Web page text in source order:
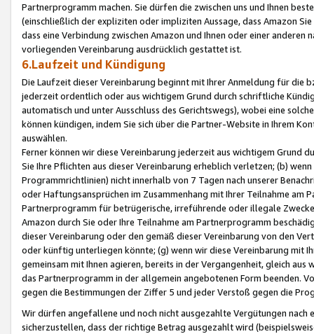
Partnerprogramm machen. Sie dürfen die zwischen uns und Ihnen
(einschließlich der expliziten oder impliziten Aussage, dass Amazon
dass eine Verbindung zwischen Amazon und Ihnen oder einer
vorliegenden Vereinbarung ausdrücklich gestattet ist.
6.Laufzeit und Kündigung
Die Laufzeit dieser Vereinbarung beginnt mit Ihrer Anmeldung für die
jederzeit ordentlich oder aus wichtigem Grund durch schriftliche
automatisch und unter Ausschluss des Gerichtswegs), wobei eine
können kündigen, indem Sie sich über die Partner-Website in Ihrem
auswählen.
Ferner können wir diese Vereinbarung jederzeit aus wichtigem Grund
Sie Ihre Pflichten aus dieser Vereinbarung erheblich verletzen; (b)
Programmrichtlinien) nicht innerhalb von 7 Tagen nach unserer
oder Haftungsansprüchen im Zusammenhang mit Ihrer Teilnahme am
Partnerprogramm für betrügerische, irreführende oder illegale
Amazon durch Sie oder Ihre Teilnahme am Partnerprogramm
dieser Vereinbarung oder den gemäß dieser Vereinbarung von den
oder künftig unterliegen könnte; (g) wenn wir diese Vereinbarung mit
gemeinsam mit Ihnen agieren, bereits in der Vergangenheit, gleich
das Partnerprogramm in der allgemein angebotenen Form beenden.
gegen die Bestimmungen der Ziffer 5 und jeder Verstoß gegen die
Wir dürfen angefallene und noch nicht ausgezahlte Vergütungen
sicherzustellen, dass der richtige Betrag ausgezahlt wird